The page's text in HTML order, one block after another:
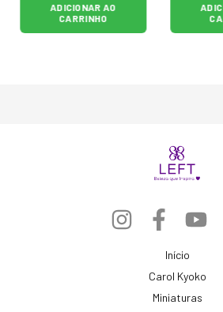
ADICIONAR AO
CARRINHO
Início
Carol Kyoko
Miniaturas